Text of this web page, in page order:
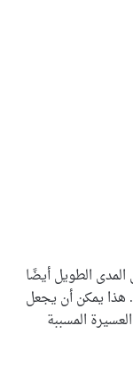
الطويل أيضًا
هذا يمكن أن يجعل
المسببة